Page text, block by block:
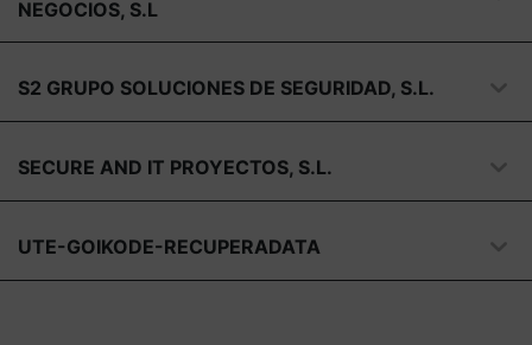
NEGOCIOS, S.L
S2 GRUPO SOLUCIONES DE SEGURIDAD, S.L.
SECURE AND IT PROYECTOS, S.L.
UTE-GOIKODE-RECUPERADATA